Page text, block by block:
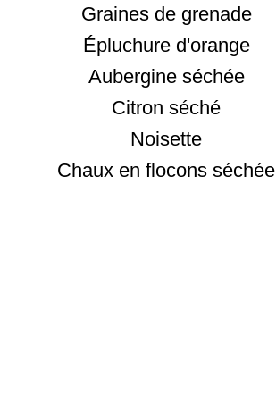
Graines de grenade
Épluchure d'orange
Aubergine séchée
Citron séché
Noisette
Chaux en flocons séchée